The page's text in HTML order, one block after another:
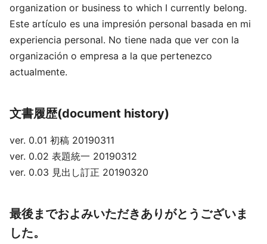
organization or business to which I currently belong.
Este artículo es una impresión personal basada en mi
experiencia personal. No tiene nada que ver con la
organización o empresa a la que pertenezco
actualmente.
文書履歴(document history)
ver. 0.01 初稿 20190311
ver. 0.02 表題統一 20190312
ver. 0.03 見出し訂正 20190320
最後までおよみいただきありがとうございま
した。